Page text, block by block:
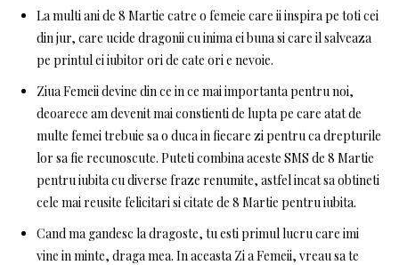
La multi ani de 8 Martie catre o femeie care ii inspira pe toti cei
din jur, care ucide dragonii cu inima ei buna si care il salveaza
pe printul ei iubitor ori de cate ori e nevoie.
Ziua Femeii devine din ce in ce mai importanta pentru noi,
deoarece am devenit mai constienti de lupta pe care atat de
multe femei trebuie sa o duca in fiecare zi pentru ca drepturile
lor sa fie recunoscute. Puteti combina aceste SMS de 8 Martie
pentru iubita cu diverse fraze renumite, astfel incat sa obtineti
cele mai reusite felicitari si citate de 8 Martie pentru iubita.
Cand ma gandesc la dragoste, tu esti primul lucru care imi
vine in minte, draga mea. In aceasta Zi a Femeii, vreau sa te